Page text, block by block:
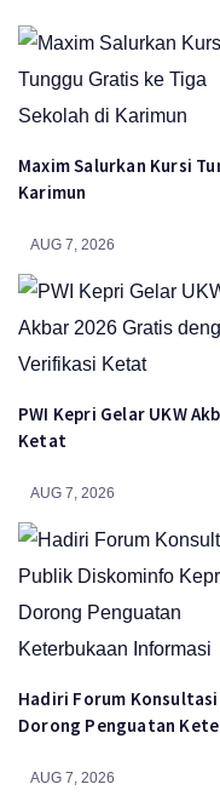
Maxim Salurkan Kursi
Karimun
AUG 7, 2026
PWI Kepri Gelar UKW
Ketat
AUG 7, 2026
Hadiri Forum
Dorong Penguatan
AUG 7, 2026